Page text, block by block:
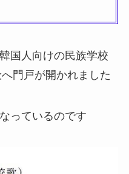
国人向けの民族学校
門戸が開かれました
っているのです